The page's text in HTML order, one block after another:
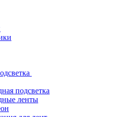
подсветка
ленты